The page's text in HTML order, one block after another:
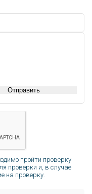
Отправить
пройти проверку
проверки и, в случае
на проверку.